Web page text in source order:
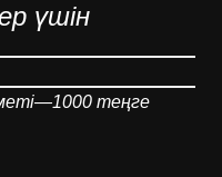
үшін
теңге